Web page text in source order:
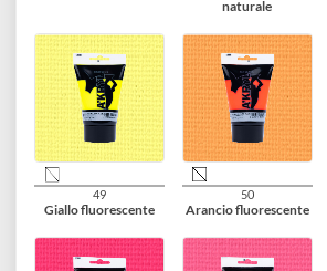
43
Terra verde
44
Verde veneziano